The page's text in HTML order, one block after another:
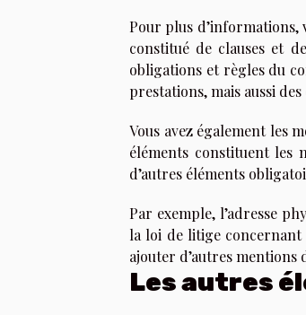
Pour plus d’informations,
constitué de clauses et
obligations et règles du
prestations, mais aussi
Vous avez également les
éléments constituent les
d’autres éléments
Par exemple, l’adresse
la loi de litige concernant
ajouter d’autres mentions
Les autres